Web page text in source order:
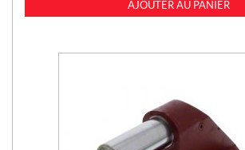
AJOUTER AU PANIER